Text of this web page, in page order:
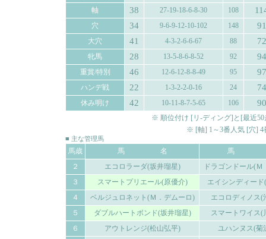
軸 38 27-19-18-6-8-30 108
穴 34 9-6-9-12-10-102 148 91
大穴 41 4-3-2-6-6-67 88 72
牝馬 28 13-5-8-6-8-52 92 94
重賞/特別 46 12-6-12-8-8-49 95 97
ハンデ戦 22 1-3-2-2-0-16 24 74
休み明け 42 10-11-8-7-5-65 106 90
※ 順位付け [リ-ディング]と[最近
※ [軸] 1～3番人気 [穴] 4
■ 主な管理馬
馬歳 馬 名
馬
２
エコロラーダ(坂井瑠星)
ドラゴンドール(Ｍ
３
スマートプリエール(原優介)
エイシンディー
４
ベルジュロネット(Ｍ．デムーロ)
エコロディノス(
５
ダブルハートボンド(坂井瑠星)
スマートワイス(
６
アウトレンジ(松山弘平)
ユハンヌス(菊